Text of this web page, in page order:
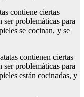
contiene ciertas
ser problemáticas para
se cocinan, y se
contienen ciertas
ser problemáticas para
están cocinadas, y